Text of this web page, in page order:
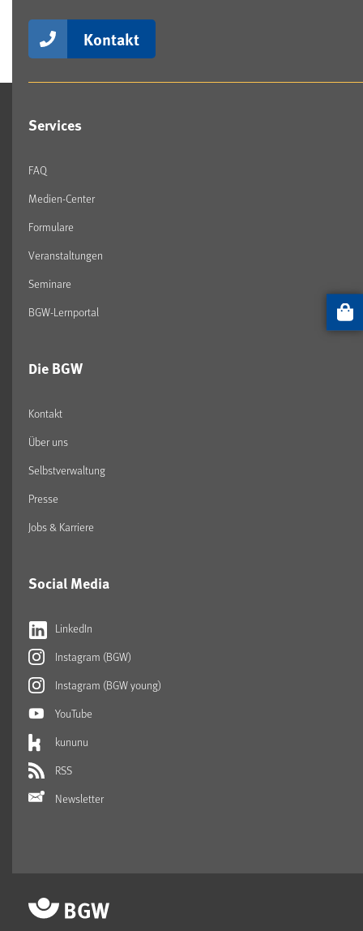
Kontakt
Services
FAQ
Medien-Center
Formulare
Veranstaltungen
Seminare
BGW-Lernportal
Die BGW
Kontakt
Über uns
Selbstverwaltung
Presse
Jobs & Karriere
Social Media
LinkedIn
Instagram (BGW)
Instagram (BGW young)
YouTube
kununu
RSS
Newsletter
Artikel